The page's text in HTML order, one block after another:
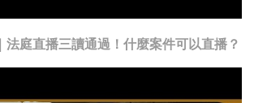
法庭直播三讀通過！什麼案件可以直播？